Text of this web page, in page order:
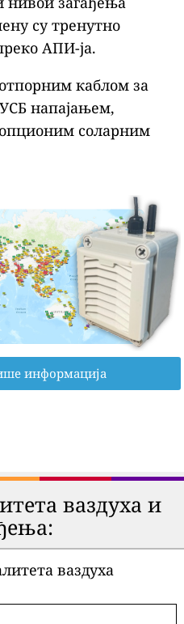
су тренутно
АПИ-ја.
каблом за
напајањем,
соларним
информација
ваздуха и
ваздуха